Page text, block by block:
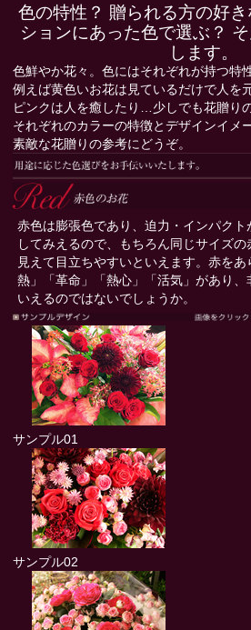
色の特性？ 贈られる方の好
ションにあった色で選ぶ？
します。
色鮮やか花々。色にはそれぞれが持つ特
例えば黄色いお花は見ているだけで人を
ピンクは人を癒したり…少しでも花贈り
それぞれのカラーの特徴とデザインイメ
素敵な花贈りの参考にどうぞ。
赤色は膨張色であり、迫力・インパク
してみえるので、もちろん同じサイズの
見えて目立ちやすいといえます。赤を
熱」「革命」「熱心」「活気」があり、
いえるのではないでしょうか。
サンプル01
サンプル02